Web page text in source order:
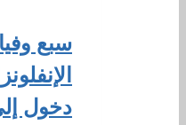
سبع
دخول